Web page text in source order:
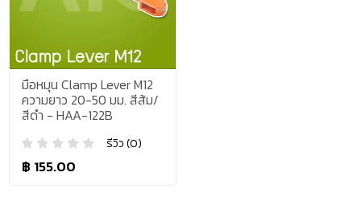
มือหมุน Clamp Lever M12
ความยาว 20-50 มม. สีส้ม/
สีดำ - HAA-122B
รีวิว (0)
฿ 155.00